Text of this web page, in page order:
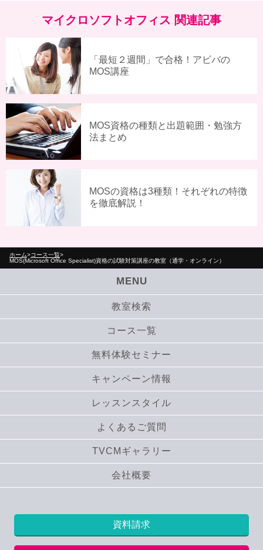
マイクロソフトオフィス 関連記事
「最短２週間」で合格！アビバの
MOS講座
MOS資格の種類と出題範囲・勉強方
法まとめ
MOSの資格は3種類！それぞれの特徴
を徹底解説！
ホーム
コース一覧
MOS(Microsoft Office Specialist)資格の試験対策講座の教室（通学・オンライン）
MENU
教室検索
コース一覧
無料体験セミナー
キャンペーン情報
レッスンスタイル
よくあるご質問
TVCMギャラリー
会社概要
資料請求